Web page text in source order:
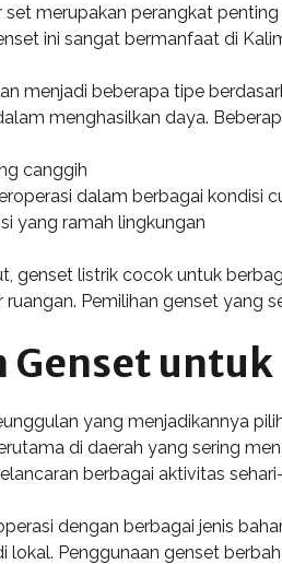
merupakan perangkat
ini sangat bermanfaat di
menjadi beberapa tipe
menghasilkan daya.
canggih
dalam berbagai kondisi
yang ramah lingkungan
genset listrik cocok untuk
Pemilihan genset yang
Genset
yang menjadikannya
di daerah yang sering
berbagai aktivitas
dengan berbagai jenis
lokal. Penggunaan genset